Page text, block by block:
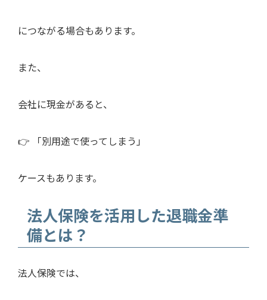
につながる場合もあります。
また、
会社に現金があると、
👉 「別用途で使ってしまう」
ケースもあります。
法人保険を活用した退職金準
備とは？
法人保険では、